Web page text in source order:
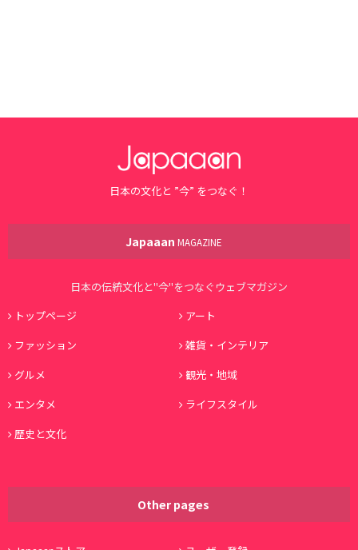
日本の文化と ”今” をつなぐ！
Japaaan MAGAZINE
日本の伝統文化と"今"をつなぐウェブマガジン
トップページ
アート
ファッション
雑貨・インテリア
グルメ
観光・地域
エンタメ
ライフスタイル
歴史と文化
Other pages